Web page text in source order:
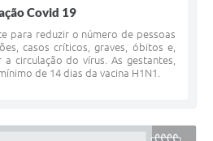
Covid 19
para reduzir o número de pessoas
casos críticos, graves, óbitos e,
circulação do vírus. As gestantes,
de 14 dias da vacina H1N1.